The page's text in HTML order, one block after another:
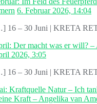
6. Februar 2026, 14:04
16 – 30 Juni | KRETA
Der macht was er will? –
2026, 3:05
16 – 30 Juni | KRETA
Kraftquelle Natur – Ich
Kraft – Angelika van